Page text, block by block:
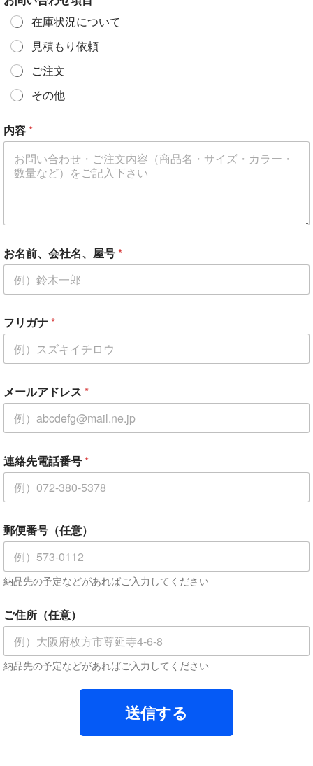
在庫状況について
見積もり依頼
ご注文
その他
内容*
お名前、会社名、屋号*
郵
便
号
任
意
メ
ル
ア
レ
フリガナ*
メールアドレス *
連絡先電話番号*
郵便番号（任意）
納品先の予定などがあればご入力してください
ご住所（任意）
納品先の予定などがあればご入力してください
送信する